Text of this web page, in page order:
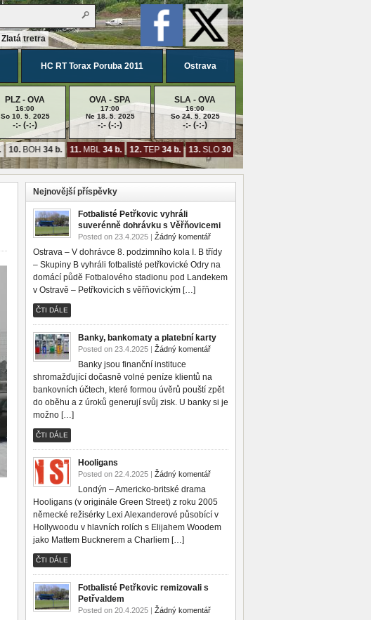
Zlatá tretra
HC RT Torax Poruba 2011 Ostrava
PLZ - OVA
16:00
So 10. 5. 2025
-:- (-:-)
OVA - SPA
17:00
Ne 18. 5. 2025
-:- (-:-)
SLA - OVA
16:00
So 24. 5. 2025
-:- (-:-)
10.BOH34 b. 11.MBL34 b. 12.TEP34 b. 13.SLO30 b. 14.
Nejnovější příspěvky
Fotbalisté Petřkovic vyhráli
suverénně dohrávku s Věřňovicemi
Posted on 23.4.2025 | Žádný komentář
Ostrava – V dohrávce 8. podzimního kola I. B třídy
– Skupiny B vyhráli fotbalisté petřkovické Odry na
domácí půdě Fotbalového stadionu pod Landekem
v Ostravě – Petřkovicích s věřňovickým […]
ČTI DÁLE
Banky, bankomaty a platební karty
Posted on 23.4.2025 | Žádný komentář
Banky jsou finanční instituce
shromažďující dočasně volné peníze klientů na
bankovních účtech, které formou úvěrů pouští zpět
do oběhu a z úroků generují svůj zisk. U banky si je
možno […]
ČTI DÁLE
Hooligans
Posted on 22.4.2025 | Žádný komentář
Londýn – Americko-britské drama
Hooligans (v originále Green Street) z roku 2005
německé režisérky Lexi Alexanderové působící v
Hollywoodu v hlavních rolích s Elijahem Woodem
jako Mattem Bucknerem a Charliem […]
ČTI DÁLE
Fotbalisté Petřkovic remizovali s
Petřvaldem
Posted on 20.4.2025 | Žádný komentář